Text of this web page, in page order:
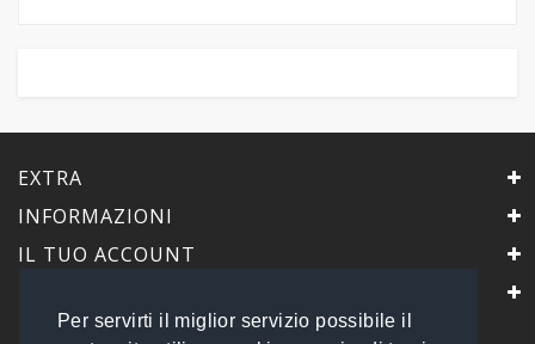
Per servirti il miglior servizio possibile il
EXTRA
INFORMAZIONI
IL TUO ACCOUNT
PrimaScelta Point